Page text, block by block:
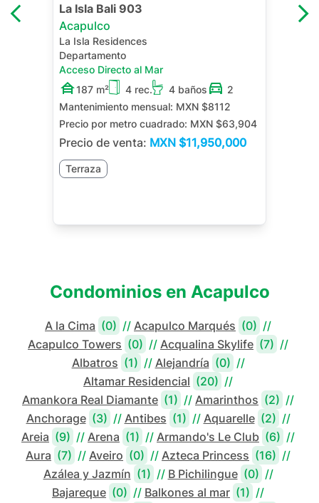
La Isla Bali 903
Acapulco
La Isla Residences
Departamento
Acceso Directo al Mar
187 m²
4 rec. 4 baños
2
Mantenimiento mensual: MXN $8112
Precio por metro cuadrado: MXN $63,904
Precio de venta: MXN $11,950,000
Terraza
Condominios en Acapulco
A la Cima (0) // Acapulco Marqués (0) //
Acapulco Towers (0) // Acqualina Skylife (7) //
Albatros (1) // Alejandría (0) //
Altamar Residencial (20) //
Amankora Real Diamante (1) // Amarinthos (2) //
Anchorage (3) // Antibes (1) // Aquarelle (2) //
Areia (9) // Arena (1) // Armando's Le Club (6) //
Aura (7) // Aveiro (0) // Azteca Princess (16) //
Azálea y Jazmín (1) // B Pichilingue (0) //
Bajareque (0) // Balkones al mar (1) //